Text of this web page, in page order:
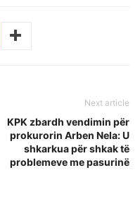
Next article
KPK zbardh vendimin për
prokurorin Arben Nela: U
shkarkua për shkak të
problemeve me pasurinë